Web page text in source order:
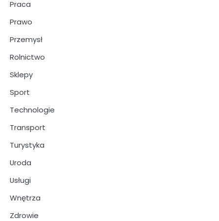
Praca
Prawo
Przemysł
Rolnictwo
Sklepy
Sport
Technologie
Transport
Turystyka
Uroda
Usługi
Wnętrza
Zdrowie